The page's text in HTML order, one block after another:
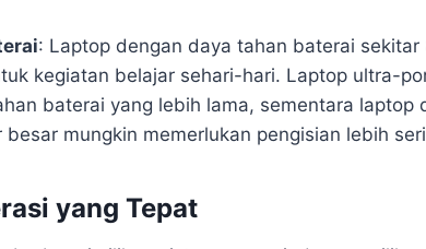
: Laptop dengan daya tahan baterai sekitar
kegiatan belajar sehari-hari. Laptop ultra-
baterai yang lebih lama, sementara laptop
mungkin memerlukan pengisian lebih
yang Tepat